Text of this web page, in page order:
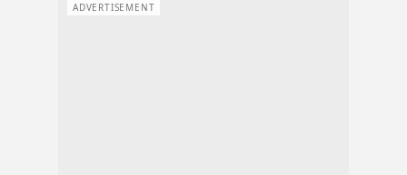
ADVERTISEMENT